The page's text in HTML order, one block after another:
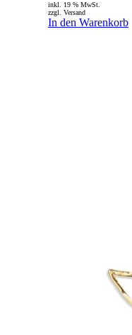
inkl. 19 % MwSt.
zzgl. Versand
In den Warenkorb